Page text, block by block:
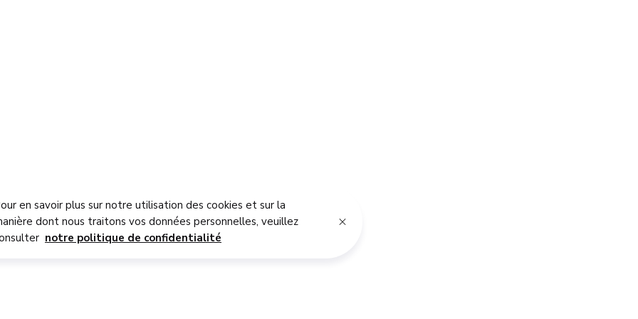
en savoir plus sur notre utilisation des cookies et sur la
dont nous traitons vos données personnelles, veuillez
notre politique de confidentialité